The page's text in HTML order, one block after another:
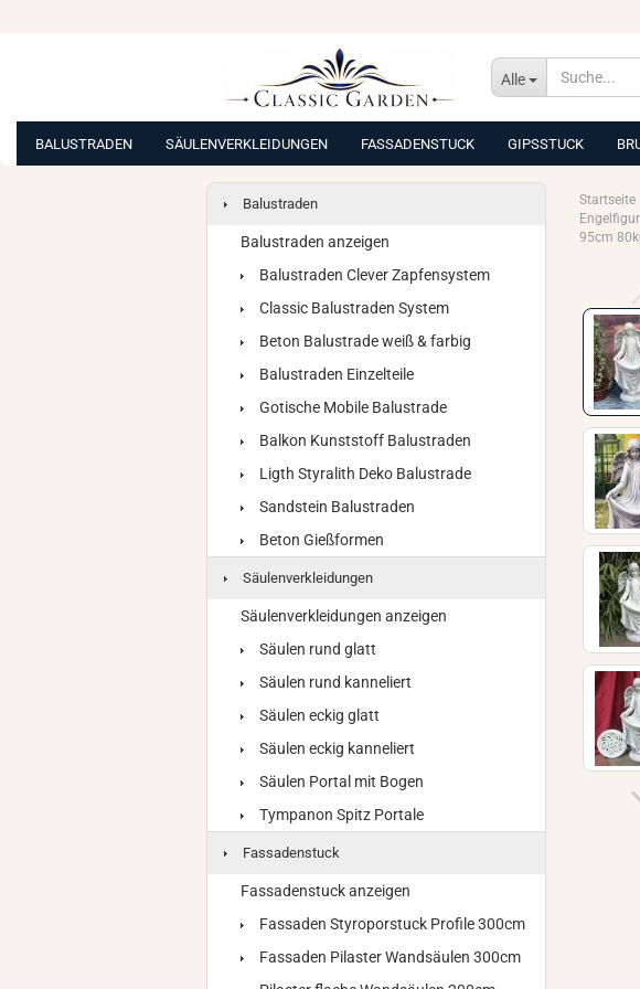
Alle
BALUSTRADEN SÄULENVERKLEIDUNGEN FASSADENSTUCK GIPSSTUCK
Startseite
95cm
Balustraden
Balustraden anzeigen
Balustraden Clever Zapfensystem
Classic Balustraden System
Beton Balustrade weiß & farbig
Balustraden Einzelteile
Gotische Mobile Balustrade
Balkon Kunststoff Balustraden
Ligth Styralith Deko Balustrade
Sandstein Balustraden
Beton Gießformen
Säulenverkleidungen
Säulenverkleidungen anzeigen
Säulen rund glatt
Säulen rund kanneliert
Säulen eckig glatt
Säulen eckig kanneliert
Säulen Portal mit Bogen
Tympanon Spitz Portale
Fassadenstuck
Fassadenstuck anzeigen
Fassaden Styroporstuck Profile 300cm
Fassaden Pilaster Wandsäulen 300cm